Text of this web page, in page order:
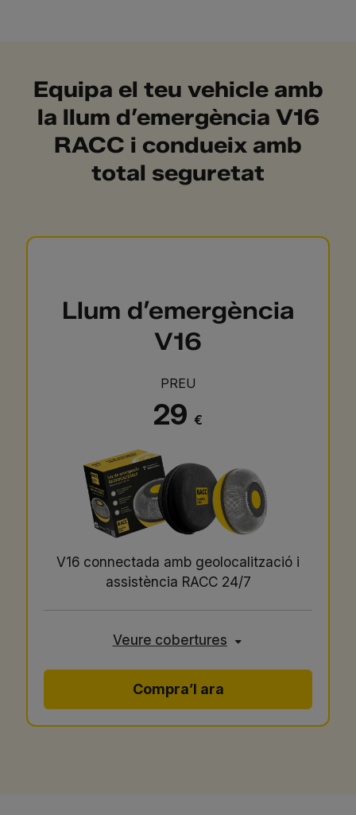
Equipa el teu vehicle amb
la llum d’emergència V16
RACC i condueix amb
total seguretat
Llum d’emergència
V16
PREU
29 €
V16 connectada amb geolocalització i
assistència RACC 24/7
Veure cobertures
Compra’l ara